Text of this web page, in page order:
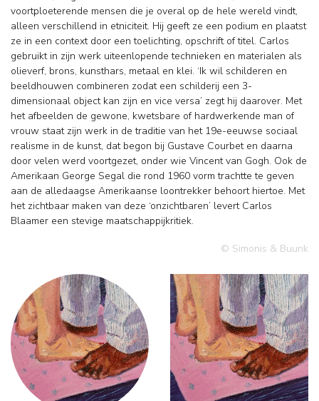
voortploeterende mensen die je overal op de hele wereld vindt,
alleen verschillend in etniciteit. Hij geeft ze een podium en plaatst
ze in een context door een toelichting, opschrift of titel. Carlos
gebruikt in zijn werk uiteenlopende technieken en materialen als
olieverf, brons, kunsthars, metaal en klei. ‘Ik wil schilderen en
beeldhouwen combineren zodat een schilderij een 3-
dimensionaal object kan zijn en vice versa’ zegt hij daarover. Met
het afbeelden de gewone, kwetsbare of hardwerkende man of
vrouw staat zijn werk in de traditie van het 19e-eeuwse sociaal
realisme in de kunst, dat begon bij Gustave Courbet en daarna
door velen werd voortgezet, onder wie Vincent van Gogh. Ook de
Amerikaan George Segal die rond 1960 vorm trachtte te geven
aan de alledaagse Amerikaanse loontrekker behoort hiertoe. Met
het zichtbaar maken van deze ‘onzichtbaren’ levert Carlos
Blaamer een stevige maatschappijkritiek.
© Simonis & Buunk